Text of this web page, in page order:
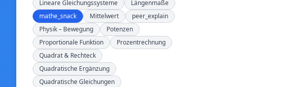
Lineare Gleichungssysteme
Längenmaße
mathe_snack
Mittelwert
peer_explain
Physik – Bewegung
Potenzen
Proportionale Funktion
Prozentrechnung
Quadrat & Rechteck
Quadratische Ergänzung
Quadratische Gleichungen